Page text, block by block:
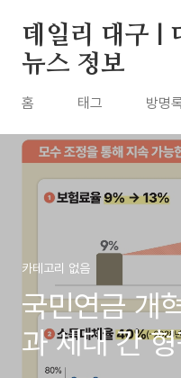
데일리 대구 |
뉴스 정보
홈 태그 방명
카테고리 없음
국민연금 개
과 세대 간